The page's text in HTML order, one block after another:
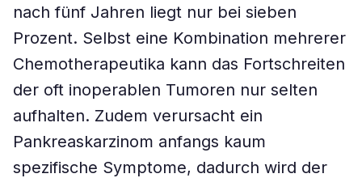
nach fünf Jahren liegt nur bei sieben
Prozent. Selbst eine Kombination mehrerer
Chemotherapeutika kann das Fortschreiten
der oft inoperablen Tumoren nur selten
aufhalten. Zudem verursacht ein
Pankreaskarzinom anfangs kaum
spezifische Symptome, dadurch wird der